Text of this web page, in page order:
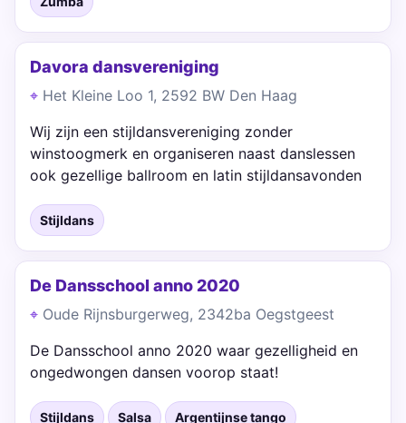
Davora dansvereniging
Het Kleine Loo 1, 2592 BW Den Haag
Wij zijn een stijldansvereniging zonder
winstoogmerk en organiseren naast danslessen
ook gezellige ballroom en latin stijldansavonden
Stijldans
De Dansschool anno 2020
Oude Rijnsburgerweg, 2342ba Oegstgeest
De Dansschool anno 2020 waar gezelligheid en
ongedwongen dansen voorop staat!
Stijldans Salsa Argentijnse tango